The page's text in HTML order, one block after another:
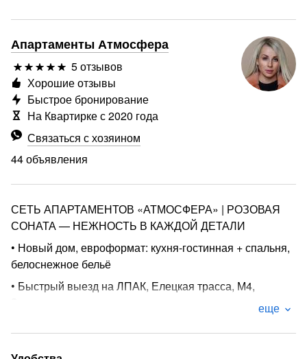
Апартаменты Атмосфера
5 отзывов
Связаться с хозяином
44 объявления
Хорошие отзывы
Быстрое бронирование
На Квартирке с 2020 года
СЕТЬ АПАРТАМЕНТОВ «АТМОСФЕРА» | РОЗОВАЯ
СОНАТА — НЕЖНОСТЬ В КАЖДОЙ ДЕТАЛИ
• Новый дом, евроформат: кухня-гостинная + спальня,
белоснежное бельё
• Быстрый выезд на ЛПАК, Елецкая трасса, М4,
еще